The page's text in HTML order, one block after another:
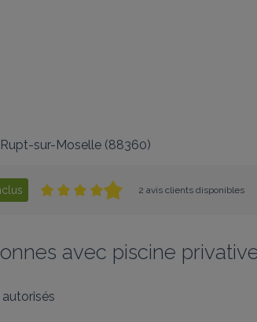
Rupt-sur-Moselle (88360)
2 avis clients disponibles
avec piscine